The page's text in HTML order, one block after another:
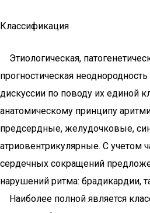
Классификация
Этиологическая,
прогностическая
дискуссии по поводу их единой
анатомическому принципу
предсердные, желудочковые,
атриовентрикулярные. С учетом
сердечных сокращений
нарушений ритма: брадикардии,
Наиболее полной является